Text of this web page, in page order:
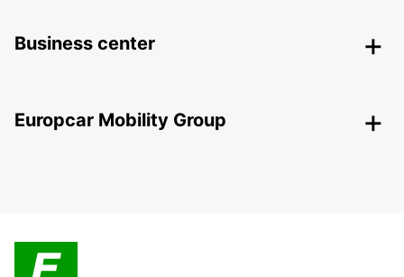
Business center
Europcar Mobility Group